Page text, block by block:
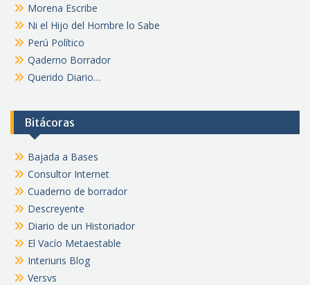
Morena Escribe
Ni el Hijo del Hombre lo Sabe
Perú Político
Qaderno Borrador
Querido Diario…
Bitácoras
Bajada a Bases
Consultor Internet
Cuaderno de borrador
Descreyente
Diario de un Historiador
El Vacío Metaestable
Interiuris Blog
Versvs